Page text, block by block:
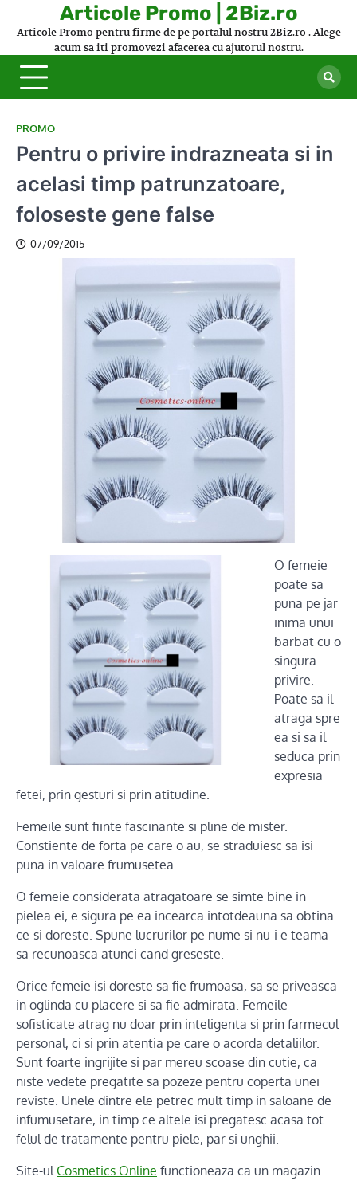
Articole Promo | 2Biz.ro
Articole Promo pentru firme de pe portalul nostru 2Biz.ro . Alege
acum sa iti promovezi afacerea cu ajutorul nostru.
PROMO
Pentru o privire indrazneata si in
acelasi timp patrunzatoare,
foloseste gene false
07/09/2015
O femeie
poate sa
puna pe jar
inima unui
barbat cu o
singura
privire.
Poate sa il
atraga spre
ea si sa il
seduca prin
expresia
fetei, prin gesturi si prin atitudine.
Femeile sunt fiinte fascinante si pline de mister.
Constiente de forta pe care o au, se straduiesc sa isi
puna in valoare frumusetea.
O femeie considerata atragatoare se simte bine in
pielea ei, e sigura pe ea incearca intotdeauna sa obtina
ce-si doreste. Spune lucrurilor pe nume si nu-i e teama
sa recunoasca atunci cand greseste.
Orice femeie isi doreste sa fie frumoasa, sa se priveasca
in oglinda cu placere si sa fie admirata. Femeile
sofisticate atrag nu doar prin inteligenta si prin farmecul
personal, ci si prin atentia pe care o acorda detaliilor.
Sunt foarte ingrijite si par mereu scoase din cutie, ca
niste vedete pregatite sa pozeze pentru coperta unei
reviste. Unele dintre ele petrec mult timp in saloane de
infumusetare, in timp ce altele isi pregatesc acasa tot
felul de tratamente pentru piele, par si unghii.
Site-ul Cosmetics Online functioneaza ca un magazin